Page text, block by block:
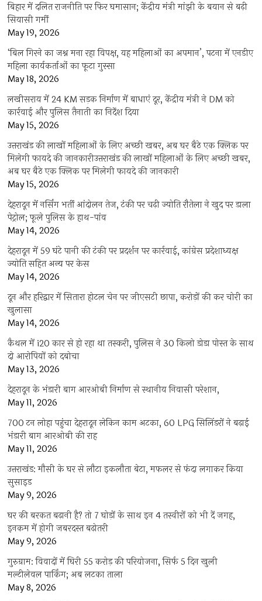
बिहार में दलित राजनीति पर फिर घमासान; केंद्रीय मंत्री मांझी के बयान से बढ़ी
सियासी गर्मी
May 19, 2026
‘बिल गिरने का जश्न मना रहा विपक्ष, यह महिलाओं का अपमान’, पटना में एनडीए
महिला कार्यकर्ताओं का फूटा गुस्सा
May 18, 2026
लखीसराय में 24 KM सड़क निर्माण में बाधाएं दूर, केंद्रीय मंत्री ने DM को
कार्रवाई और पुलिस तैनाती का निर्देश दिया
May 15, 2026
उत्तराखंड की लाखों महिलाओं के लिए अच्छी खबर, अब घर बैठे एक क्लिक पर
मिलेगी फायदे की जानकारीउत्तराखंड की लाखों महिलाओं के लिए अच्छी खबर,
अब घर बैठे एक क्लिक पर मिलेगी फायदे की जानकारी
May 15, 2026
देहरादून में नर्सिंग भर्ती आंदोलन तेज, टंकी पर चढ़ी ज्योति रौतेला ने खुद पर डाला
पेट्रोल; फूले पुलिस के हाथ-पांव
May 14, 2026
देहरादून में 59 घंटे पानी की टंकी पर प्रदर्शन पर कार्रवाई, कांग्रेस प्रदेशाध्यक्ष
ज्योति सहित अन्य पर केस
May 14, 2026
दून और हरिद्वार में सितारा होटल चेन पर जीएसटी छापा, करोड़ों की कर चोरी का
खुलासा
May 14, 2026
कैथल में i20 कार से हो रहा था तस्करी, पुलिस ने 30 किलो डोडा पोस्त के साथ
दो आरोपियों को दबोचा
May 13, 2026
देहरादून के भंडारी बाग आरओबी निर्माण से स्थानीय निवासी परेशान,
May 11, 2026
700 टन लोहा पहुंचा देहरादून लेकिन काम अटका, 60 LPG सिलिंडरों ने बढ़ाई
भंडारी बाग आरओबी की राह
May 11, 2026
उत्तराखंड: मौसी के घर से लौटा इकलौता बेटा, मफलर से फंदा लगाकर किया
सुसाइड
May 9, 2026
घर की बरकत बढ़ानी है? तो 7 घोड़ों के साथ इन 4 तस्वीरों को भी दें जगह,
इनकम में होगी जबरदस्त बढ़ोतरी
May 9, 2026
गुरुग्राम: विवादों में घिरी 55 करोड़ की परियोजना, सिर्फ 5 दिन खुली
मल्टीलेवल पार्किंग; अब लटका ताला
May 8, 2026